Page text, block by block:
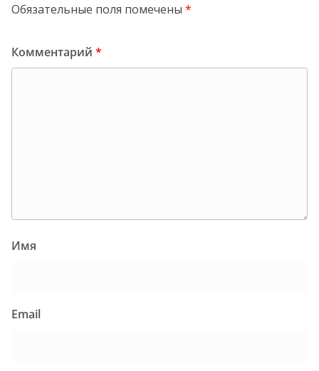
Обязательные поля помечены *
Комментарий *
Имя
Email